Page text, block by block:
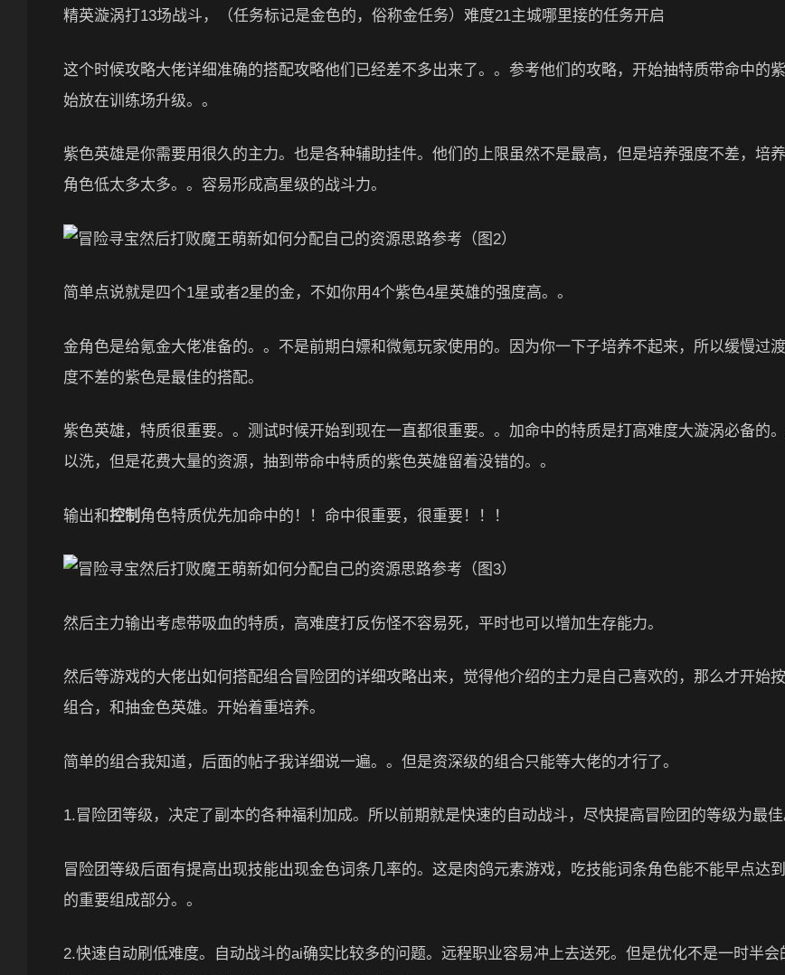
精英漩涡打13场战斗，（任务标记是金色的，俗称金任务）难度21主城哪里接的任务开启
这个时候攻略大佬详细准确的搭配攻略他们已经差不多出来了。。参考他们的攻略，开始抽特质带命中的
始放在训练场升级。。
紫色英雄是你需要用很久的主力。也是各种辅助挂件。他们的上限虽然不是最高，但是培养强度不差，培
角色低太多太多。。容易形成高星级的战斗力。
简单点说就是四个1星或者2星的金，不如你用4个紫色4星英雄的强度高。。
金角色是给氪金大佬准备的。。不是前期白嫖和微氪玩家使用的。因为你一下子培养不起来，所以缓慢过
度不差的紫色是最佳的搭配。
紫色英雄，特质很重要。。测试时候开始到现在一直都很重要。。加命中的特质是打高难度大漩涡必备的
以洗，但是花费大量的资源，抽到带命中特质的紫色英雄留着没错的。。
输出和控制 角色特质优先加命中的！！命中很重要，很重要！！！
然后主力输出考虑带吸血的特质，高难度打反伤怪不容易死，平时也可以增加生存能力。
然后等游戏的大佬出如何搭配组合冒险团的详细攻略出来，觉得他介绍的主力是自己喜欢的，那么才开始
组合，和抽金色英雄。开始着重培养。
简单的组合我知道，后面的帖子我详细说一遍。。但是资深级的组合只能等大佬的才行了。
1.冒险团等级，决定了副本的各种福利加成。所以前期就是快速的自动战斗，尽快提高冒险团的等级为最佳
冒险团等级后面有提高出现技能出现金色词条几率的。这是肉鸽元素游戏，吃技能词条角色能不能早点达
的重要组成部分。。
2.快速自动刷低难度。自动战斗的ai确实比较多的问题。远程职业容易冲上去送死。但是优化不是一时半会